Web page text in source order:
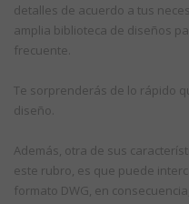
detalles de acuerdo a tus
amplia biblioteca de diseños
frecuente.
Te sorprenderás de lo rápido
diseño.
Además, otra de sus
este rubro, es que puede
formato DWG, en